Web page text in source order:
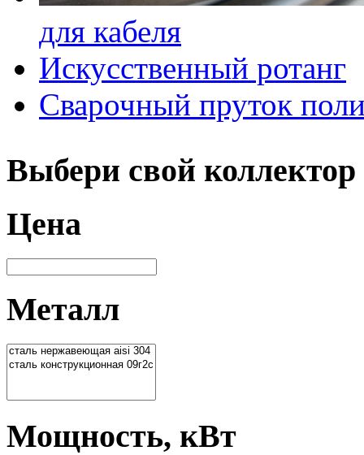
для кабеля
Искусственный ротанг
Сварочный пруток
Выбери свой коллектор
Цена
Металл
Мощность, кВт